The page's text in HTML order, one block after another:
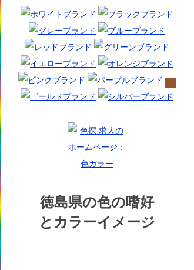
徳島県の色の嗜好
とカラーイメージ